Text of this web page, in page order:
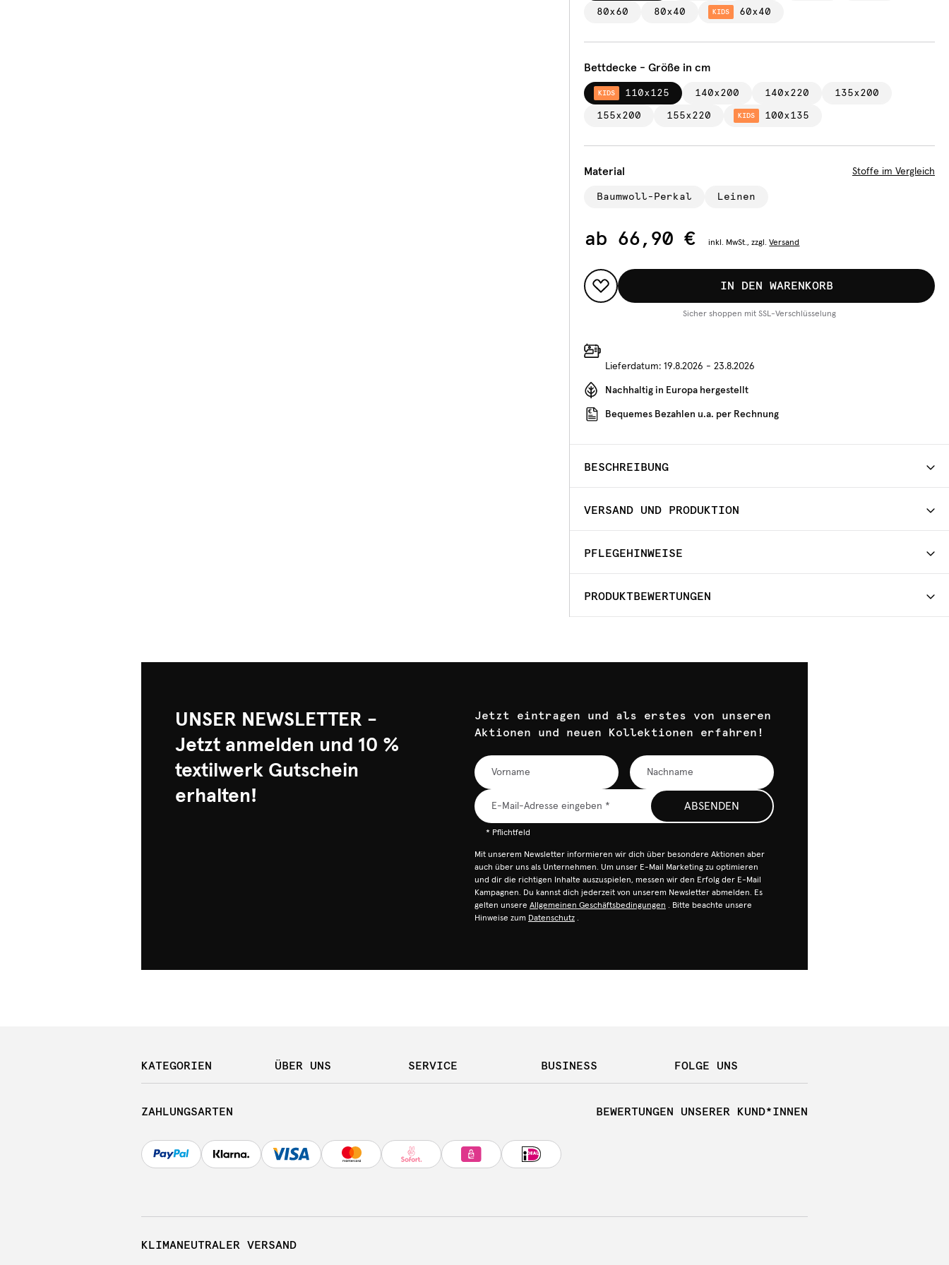
80x60 80x40 KIDS 60x40
Bettdecke - Größe in cm
KIDS 110x125 140x200 140x220 135x200
155x200 155x220 KIDS 100x135
Material Stoffe im Vergleich
Baumwoll-Perkal Leinen
ab 66,90 € inkl. MwSt., zzgl. Versand
IN DEN WARENKORB
Sicher shoppen mit SSL-Verschlüsselung
Lieferdatum: 19.8.2026 - 23.8.2026
Nachhaltig in Europa hergestellt
Bequemes Bezahlen u.a. per Rechnung
BESCHREIBUNG
VERSAND UND PRODUKTION
PFLEGEHINWEISE
PRODUKTBEWERTUNGEN
UNSER NEWSLETTER -
Jetzt anmelden und 10 %
textilwerk Gutschein
erhalten!
Jetzt eintragen und als erstes von unseren
Aktionen und neuen Kollektionen erfahren!
ABSENDEN
* Pflichtfeld
Mit unserem Newsletter informieren wir dich über besondere Aktionen aber
auch über uns als Unternehmen. Um unser E-Mail Marketing zu optimieren
und dir die richtigen Inhalte auszuspielen, messen wir den Erfolg der E-Mail
Kampagnen. Du kannst dich jederzeit von unserem Newsletter abmelden. Es
gelten unsere Allgemeinen Geschäftsbedingungen . Bitte beachte unsere
Hinweise zum Datenschutz .
KATEGORIEN ÜBER UNS SERVICE BUSINESS FOLGE UNS
ZAHLUNGSARTEN BEWERTUNGEN UNSERER KUND*INNEN
KLIMANEUTRALER VERSAND